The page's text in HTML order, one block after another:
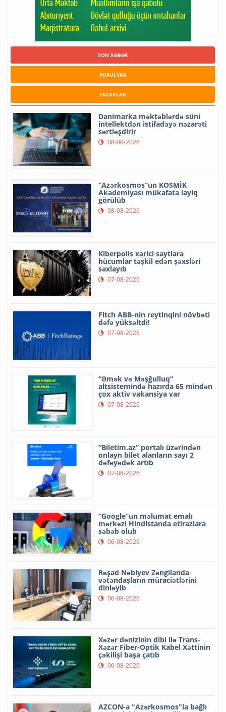
SON XƏBƏR
POPULYAR
YAZARLAR
Danimarka məktəblərdə süni
intellektdən istifadəyə nəzarəti
sərtləşdirir
08-08-2026
“Azərkosmos”un KOSMİK
Akademiyası mükafata layiq
görülüb
08-08-2026
Kiberpolis xarici saytlara
hücumlar təşkil edən şəxsləri
saxlayıb
07-08-2026
Fitch ABB-nin reytinqini növbəti
dəfə yüksəltdi!
07-08-2026
“Əmək və Məşğulluq”
altsistemində hazırda 65 mindən
çox aktiv vakansiya var
07-08-2026
“Biletim.az” portalı üzərindən
onlayn bilet alanların sayı 2
dəfəyədək artıb
07-08-2026
“Google”un məlumat emalı
mərkəzi Hindistanda etirazlara
səbəb olub
06-08-2026
Rəşad Nəbiyev Zəngilanda
vətəndaşların müraciətlərini
dinləyib
06-08-2026
Xəzər dənizinin dibi ilə Trans-
Xəzər Fiber-Optik Kabel Xəttinin
çəkilişi başa çatıb
06-08-2026
AZCON-a "Azərkosmos"la bağlı